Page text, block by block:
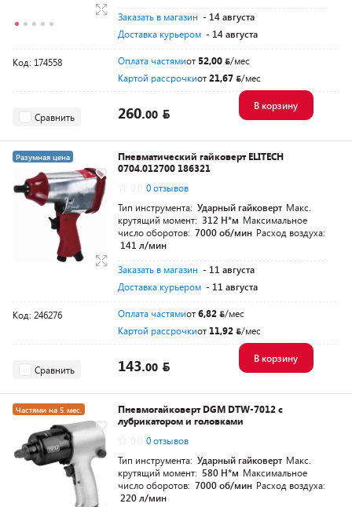
Заказать в магазин - 14 августа
Доставка курьером - 14 августа
Код: 174558 Оплата частямиот 52,00
/мес
Картой рассрочкиот21,67 /мес
Сравнить 260.00
В корзину
Разумная цена
Пневматический гайковерт ELITECH
0704.012700 186321
0 отзывов
Тип инструмента: Ударный гайковерт Макс.
крутящий момент: 312 Н*м Максимальное
число оборотов: 7000 об/мин Расход воздуха:
141 л/мин
Заказать в магазин - 11 августа
Доставка курьером - 11 августа
Код: 246276 Оплата частямиот6,82
/мес
Картой рассрочкиот 11,92 /мес
Сравнить 143.00
В корзину
Частями на 5 мес.
Разумная цена
Пневмогайковерт DGM DTW-7012 с
лубрикатором и головками
0 отзывов
Тип инструмента: Ударный гайковерт Макс.
крутящий момент: 580 Н*м Максимальное
число оборотов: 7000 об/мин Расход воздуха:
220 л/мин